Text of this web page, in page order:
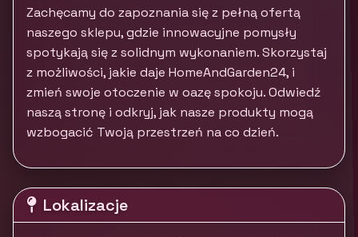
Zachęcamy do zapoznania się z pełną ofertą
naszego sklepu, gdzie innowacyjne pomysły
spotykają się z solidnym wykonaniem. Skorzystaj
z możliwości, jakie daje HomeAndGarden24, i
zmień swoje otoczenie w oazę spokoju. Odwiedź
naszą stronę i odkryj, jak nasze produkty mogą
wzbogacić Twoją przestrzeń na co dzień.
Lokalizacje